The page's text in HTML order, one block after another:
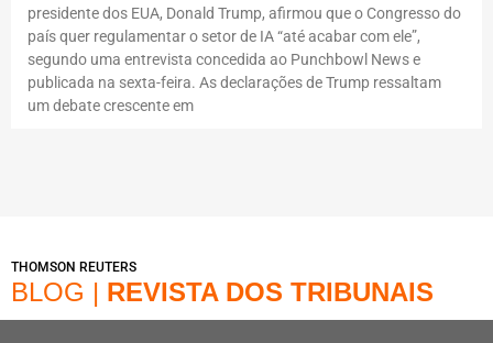
presidente dos EUA, Donald Trump, afirmou que o Congresso do
país quer regulamentar o setor de IA “até acabar com ele”,
segundo uma entrevista concedida ao Punchbowl News e
publicada na sexta-feira. As declarações de Trump ressaltam
um debate crescente em
THOMSON REUTERS
BLOG | REVISTA DOS TRIBUNAIS